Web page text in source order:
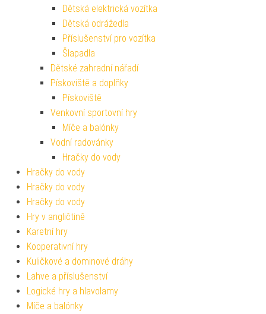
Dětská elektrická vozítka
Dětská odrážedla
Příslušenství pro vozítka
Šlapadla
Dětské zahradní nářadí
Pískoviště a doplňky
Pískoviště
Venkovní sportovní hry
Míče a balónky
Vodní radovánky
Hračky do vody
Hračky do vody
Hračky do vody
Hračky do vody
Hry v angličtině
Karetní hry
Kooperativní hry
Kuličkové a dominové dráhy
Lahve a příslušenství
Logické hry a hlavolamy
Míče a balónky